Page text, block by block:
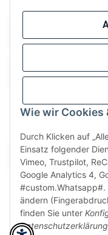
Wie wir Cookies
Durch Klicken auf
Einsatz folgender
Vimeo, Trustpilot,
Google Analytics 4,
#custom.Whatsapp#.
ändern
finden Sie unter
Datenschutzerklärung
Wir versenden via:
* Alle Preise